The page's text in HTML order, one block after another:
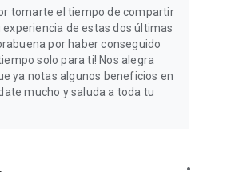
y meditación caminando.
Mindfulness divertido para peques (3-
las distintas fases, desde los ciclos
para prevenir el burnout y
difíciles de la vida.
tomarte el tiempo de compartir
de estas dos últimas
por haber conseguido
solo para ti! Nos alegra
ya notas algunos beneficios en
mucho y saluda a toda tu